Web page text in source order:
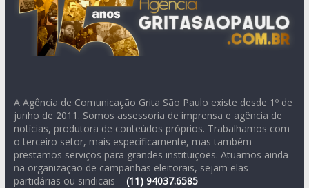
A Agência de Comunicação Grita São Paulo existe desde 1º de
junho de 2011. Somos assessoria de imprensa e agência de
notícias, produtora de conteúdos próprios. Trabalhamos com
o terceiro setor, mais especificamente, mas também
prestamos serviços para grandes instituições. Atuamos ainda
na organização de campanhas eleitorais, sejam elas
partidárias ou sindicais – (11) 94037.6585